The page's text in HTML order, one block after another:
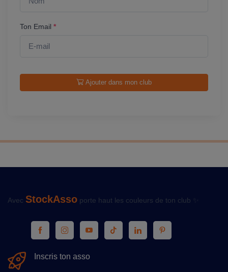
Ton Email *
Ajouter dans mon club
Avec StockAsso porte haut les couleurs de ton club ✨
Inscris ton asso